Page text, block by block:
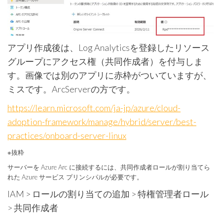
アプリ作成後は、Log Analyticsを登録したリソース
グループにアクセス権（共同作成者）を付与しま
す。画像では別のアプリに赤枠がついていますが、
ミスです。ArcServerの方です。
https://learn.microsoft.com/ja-jp/azure/cloud-
adoption-framework/manage/hybrid/server/best-
practices/onboard-server-linux
※抜粋
サーバーを Azure Arc に接続するには、共同作成者ロールが割り当てら
れた Azure サービス プリンシパルが必要です。
IAM > ロールの割り当ての追加 > 特権管理者ロール
> 共同作成者